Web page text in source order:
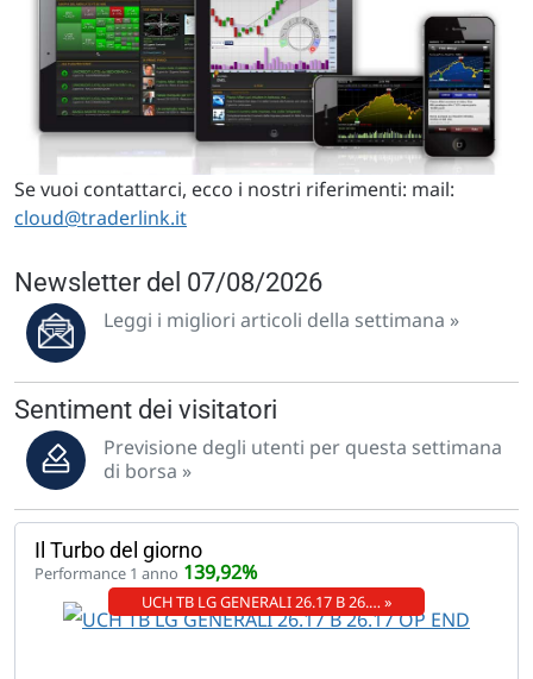
Se vuoi contattarci, ecco i nostri riferimenti: mail:
cloud@traderlink.it
Newsletter del 07/08/2026
Leggi i migliori articoli della settimana »
Sentiment dei visitatori
Previsione degli utenti per questa settimana
di borsa »
Il Turbo del giorno
Performance 1 anno 139,92%
UCH TB LG GENERALI 26.17 B 26.… »